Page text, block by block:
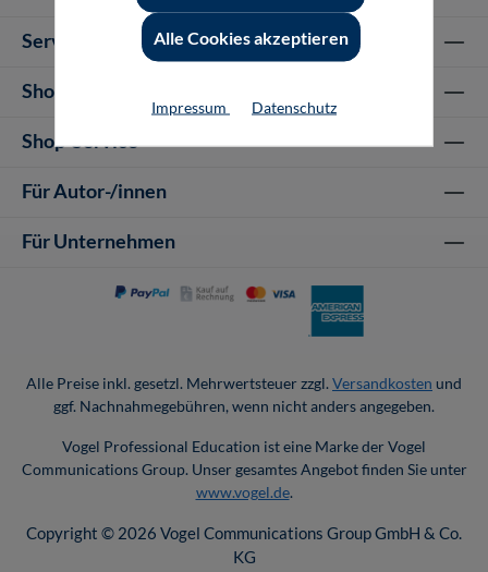
Service-Hotline
Shop Informationen
Shop-Service
Für Autor-/innen
Für Unternehmen
Alle Preise inkl. gesetzl. Mehrwertsteuer zzgl. Versandkosten und
ggf. Nachnahmegebühren, wenn nicht anders angegeben.
Vogel Professional Education ist eine Marke der Vogel
Communications Group. Unser gesamtes Angebot finden Sie unter
www.vogel.de.
Copyright © 2026 Vogel Communications Group GmbH & Co.
KG
Alle Cookies akzeptieren
Impressum Datenschutz